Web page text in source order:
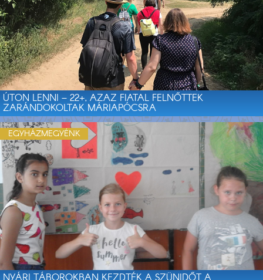
ÚTON LENNI – 22+, AZAZ FIATAL FELNŐTTEK
ZARÁNDOKOLTAK MÁRIAPÓCSRA
EGYHÁZMEGYÉNK